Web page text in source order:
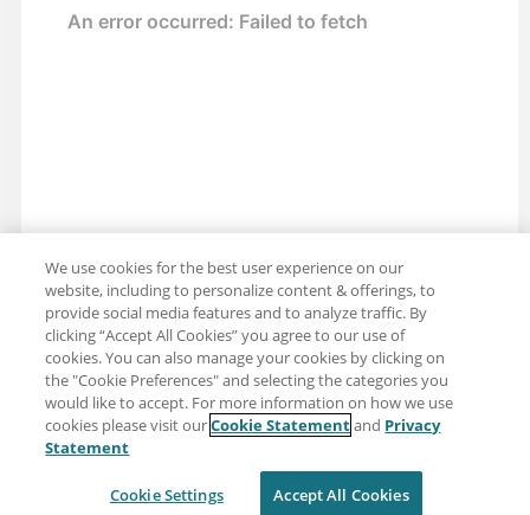
分享：电子邮件
推特
使用条款
We use cookies for the best user experience on our
website, including to personalize content & offerings, to
provide social media features and to analyze traffic. By
clicking “Accept All Cookies” you agree to our use of
cookies. You can also manage your cookies by clicking on
the "Cookie Preferences" and selecting the categories you
would like to accept. For more information on how we use
cookies please visit ourCookie Statementand Privacy
Statement
Cookie Settings Accept All Cookies